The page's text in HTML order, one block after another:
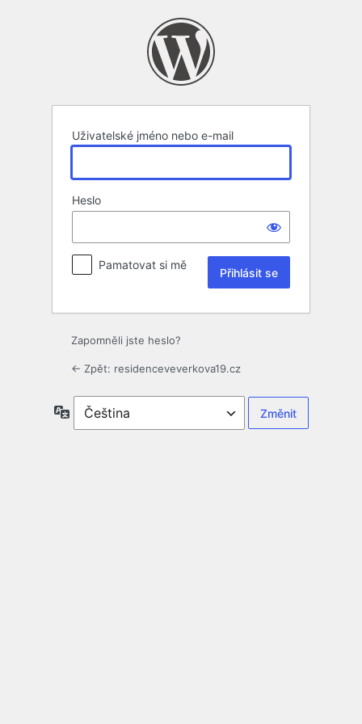
Uživatelské jméno nebo e-mail
Heslo
Pamatovat si mě
Zapomněli jste heslo?
← Zpět: residenceveverkova19.cz
Jazyky